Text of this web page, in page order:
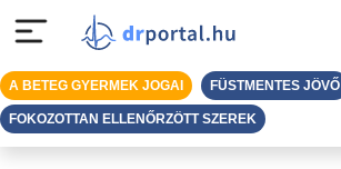
A BETEG GYERMEK JOGAI FÜSTMENTES JÖVŐ
FOKOZOTTAN ELLENŐRZÖTT SZEREK